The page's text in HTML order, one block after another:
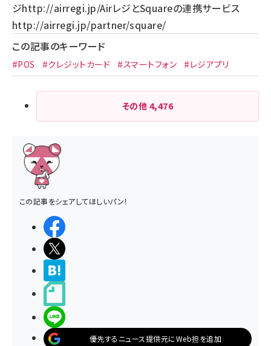
ジhttp://airregi.jp/AirレジとSquareの連携サービス
http://airregi.jp/partner/square/
この記事のキーワード
#POS #クレジットカード #スマートフォン #レジアプリ
その他 4,476
この記事をシェアしてほしいパン！
優先するニュース提供元にWeb担を追加